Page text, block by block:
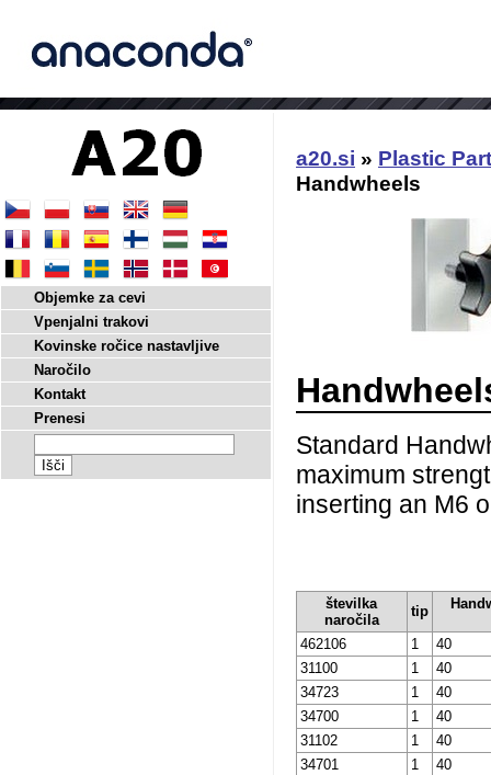
a20.si » Plastic
Handwheels
Standard
maximum
inserting an M6
številka
naročila
tip
462106 1
40
31100
1
40
34723
1
40
34700
1
40
31102
1
40
34701
1
40
Objemke za cevi
Vpenjalni trakovi
Kovinske ročice nastavljive
Naročilo
Kontakt
Prenesi